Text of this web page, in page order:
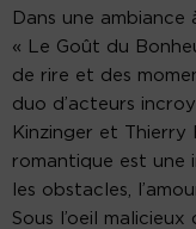
Dans une
« Le Goût du
de rire et des
duo d’acteurs
Kinzinger et
romantique est une
les obstacles,
Sous l’oeil